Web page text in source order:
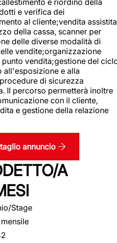
e verifica dei
al cliente;vendita assistita
della cassa, scanner per
delle diverse modalità di
vendite;organizzazione
vendita;gestione del
all'esposizione e alla
di sicurezza
Il percorso permetterà inoltre
con il cliente,
e gestione della relazione
annuncio
A
Stage